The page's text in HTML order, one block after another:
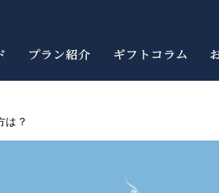
は？